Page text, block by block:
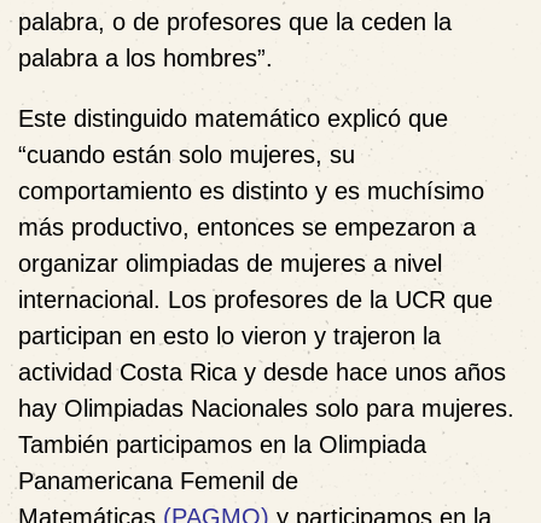
palabra, o de profesores que la ceden la
palabra a los hombres”.
Este distinguido matemático explicó que
“cuando están solo mujeres, su
comportamiento es distinto y es muchísimo
más productivo, entonces se empezaron a
organizar olimpiadas de mujeres a nivel
internacional. Los profesores de la UCR que
participan en esto lo vieron y trajeron la
actividad Costa Rica y desde hace unos años
hay Olimpiadas Nacionales solo para mujeres.
También participamos en la Olimpiada
Panamericana Femenil de
Matemáticas (PAGMO) y participamos en la